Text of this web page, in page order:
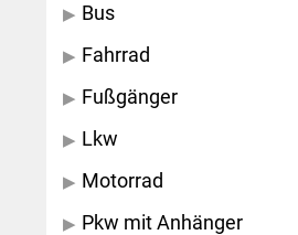
Bus
Fahrrad
Fußgänger
Lkw
Motorrad
Pkw mit Anhänger